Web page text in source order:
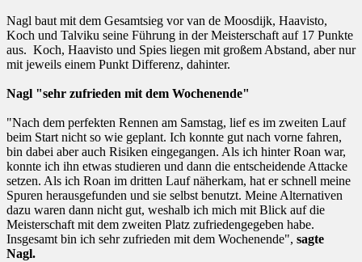
Nagl baut mit dem Gesamtsieg vor van de Moosdijk, Haavisto,
Koch und Talviku seine Führung in der Meisterschaft auf 17 Punkte
aus. Koch, Haavisto und Spies liegen mit großem Abstand, aber nur
mit jeweils einem Punkt Differenz, dahinter.
Nagl "sehr zufrieden mit dem Wochenende"
"Nach dem perfekten Rennen am Samstag, lief es im zweiten Lauf
beim Start nicht so wie geplant. Ich konnte gut nach vorne fahren,
bin dabei aber auch Risiken eingegangen. Als ich hinter Roan war,
konnte ich ihn etwas studieren und dann die entscheidende Attacke
setzen. Als ich Roan im dritten Lauf näherkam, hat er schnell meine
Spuren herausgefunden und sie selbst benutzt. Meine Alternativen
dazu waren dann nicht gut, weshalb ich mich mit Blick auf die
Meisterschaft mit dem zweiten Platz zufriedengegeben habe.
Insgesamt bin ich sehr zufrieden mit dem Wochenende", sagte
Nagl.